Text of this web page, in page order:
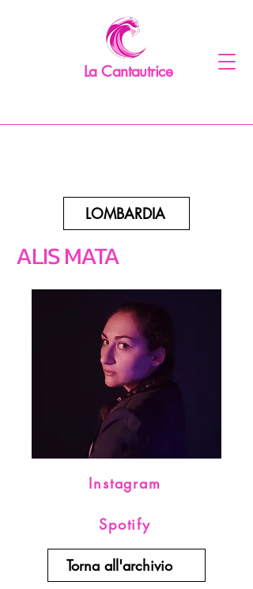
La Cantautrice
LOMBARDIA
ALIS MATA
Instagram
Spotify
Torna all'archivio